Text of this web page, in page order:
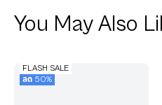
You May Also
FLASH SALE
ลด 50%